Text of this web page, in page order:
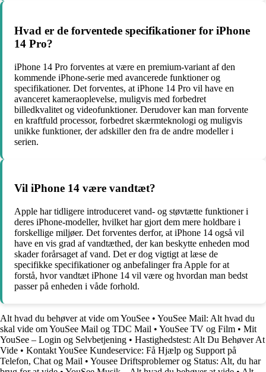
Hvad er de forventede specifikationer for iPhone
14 Pro?
iPhone 14 Pro forventes at være en premium-variant af den
kommende iPhone-serie med avancerede funktioner og
specifikationer. Det forventes, at iPhone 14 Pro vil have en
avanceret kameraoplevelse, muligvis med forbedret
billedkvalitet og videofunktioner. Derudover kan man forvente
en kraftfuld processor, forbedret skærmteknologi og muligvis
unikke funktioner, der adskiller den fra de andre modeller i
serien.
Vil iPhone 14 være vandtæt?
Apple har tidligere introduceret vand- og støvtætte funktioner i
deres iPhone-modeller, hvilket har gjort dem mere holdbare i
forskellige miljøer. Det forventes derfor, at iPhone 14 også vil
have en vis grad af vandtæthed, der kan beskytte enheden mod
skader forårsaget af vand. Det er dog vigtigt at læse de
specifikke specifikationer og anbefalinger fra Apple for at
forstå, hvor vandtæt iPhone 14 vil være og hvordan man bedst
passer på enheden i våde forhold.
Alt hvad du behøver at vide om YouSee • YouSee Mail: Alt hvad du
skal vide om YouSee Mail og TDC Mail • YouSee TV og Film • Mit
YouSee – Login og Selvbetjening • Hastighedstest: Alt Du Behøver At
Vide • Kontakt YouSee Kundeservice: Få Hjælp og Support på
Telefon, Chat og Mail • Yousee Driftsproblemer og Status: Alt, du har